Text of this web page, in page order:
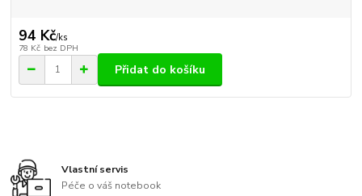
94 Kč/ks
78 Kč bez DPH
Přidat do košíku
Vlastní servis
Péče o váš notebook